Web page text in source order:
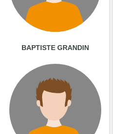
BAPTISTE GRANDIN